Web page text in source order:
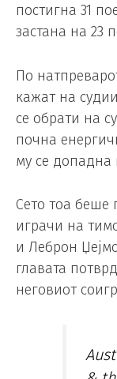
постигна 31
застана на 23
По
кажат на
се обрати на
почна
му се допадна
Сето тоа беше
играчи на
и Леброн
главата
неговиот